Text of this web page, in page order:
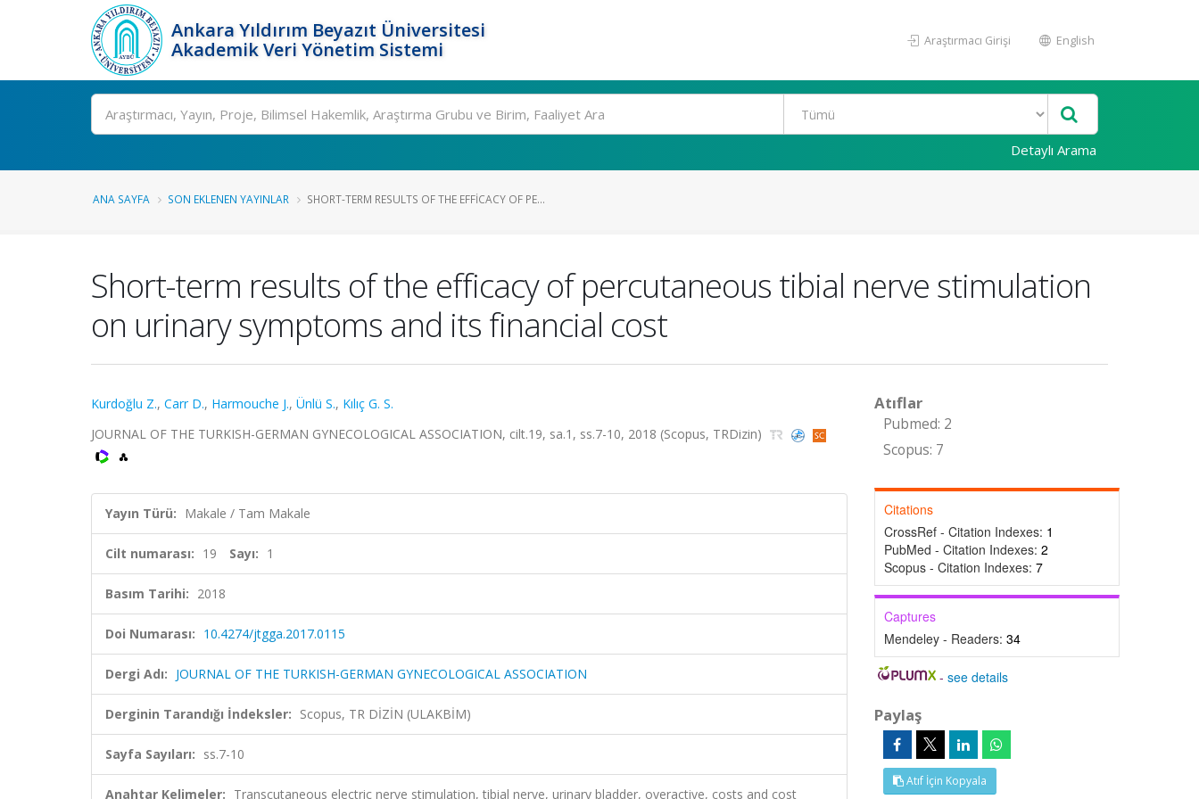
Ankara Yıldırım Beyazıt Üniversitesi
Akademik Veri Yönetim Sistemi
Araştırmacı Girişi English
Ara
Detaylı Arama
ANA SAYFA SON EKLENEN YAYINLAR SHORT-TERM RESULTS OF THE EFFICACY OF PE...
Short-term results of the efficacy of percutaneous tibial nerve stimulation
on urinary symptoms and its financial cost
Kurdoğlu Z., Carr D., Harmouche J., Ünlü S., Kılıç G. S.
JOURNAL OF THE TURKISH-GERMAN GYNECOLOGICAL ASSOCIATION, cilt.19, sa.1, ss.7-10, 2018 (Scopus, TRDizin)
Yayın Türü: Makale / Tam Makale
Cilt numarası: 19 Sayı: 1
Basım Tarihi: 2018
Doi Numarası: 10.4274/jtgga.2017.0115
Dergi Adı: JOURNAL OF THE TURKISH-GERMAN GYNECOLOGICAL ASSOCIATION
Derginin Tarandığı İndeksler: Scopus, TR DİZİN (ULAKBİM)
Sayfa Sayıları: ss.7-10
Anahtar Kelimeler: Transcutaneous electric nerve stimulation, tibial nerve, urinary bladder, overactive, costs and cost
Atıflar
Pubmed: 2
Scopus: 7
Citations
CrossRef - Citation Indexes: 1
PubMed - Citation Indexes: 2
Scopus - Citation Indexes: 7
Captures
Mendeley - Readers: 34
-see details
Paylaş
Atıf İçin Kopyala